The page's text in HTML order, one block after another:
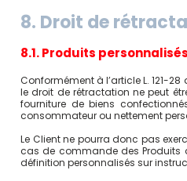
8. Droit de
8.1. Produits personnalisés
Conformément à l’article L. 121-
le droit de rétractation ne peut
fourniture de biens
consommateur ou nettement
Le Client ne pourra donc pas
cas de commande des Produits
définition personnalisés sur